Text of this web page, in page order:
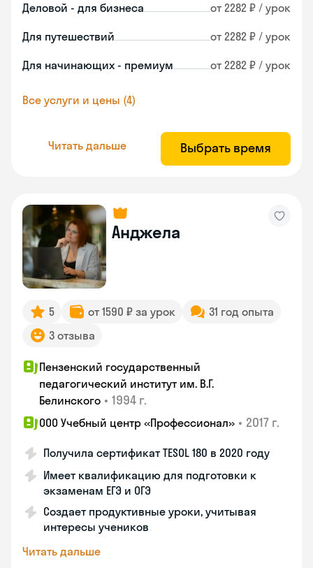
Деловой - для бизнеса от 2282 ₽ / урок
Для путешествий от 2282 ₽ / урок
Для начинающих - премиум от 2282 ₽ / урок
Все услуги и цены (4)
Читать дальше Выбрать время
Анджела
5 от 1590 ₽ за урок
31 год опыта
3 отзыва
Пензенский государственный
педагогический институт им. В.Г.
Белинского • 1994 г.
ООО Учебный центр «Профессионал» • 2017 г.
Получила сертификат TESOL 180 в 2020 году
Имеет квалификацию для подготовки к
экзаменам ЕГЭ и ОГЭ
Создает продуктивные уроки, учитывая
интересы учеников
Читать дальше